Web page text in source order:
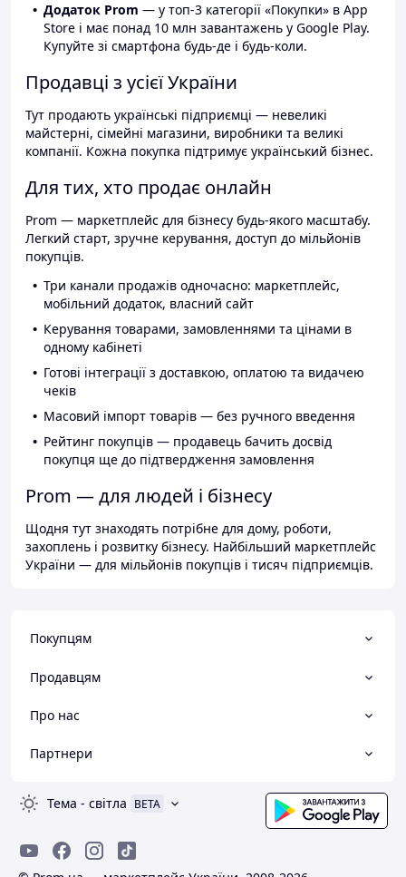
Додаток Prom — у топ-3 категорії «Покупки» в App
Store і має понад 10 млн завантажень у Google Play.
Купуйте зі смартфона будь-де і будь-коли.
Продавці з усієї України
Тут продають українські підприємці — невеликі
майстерні, сімейні магазини, виробники та великі
компанії. Кожна покупка підтримує український бізнес.
Для тих, хто продає онлайн
Prom — маркетплейс для бізнесу будь-якого масштабу.
Легкий старт, зручне керування, доступ до мільйонів
покупців.
Три канали продажів одночасно: маркетплейс,
мобільний додаток, власний сайт
Керування товарами, замовленнями та цінами в
одному кабінеті
Готові інтеграції з доставкою, оплатою та видачею
чеків
Масовий імпорт товарів — без ручного введення
Рейтинг покупців — продавець бачить досвід
покупця ще до підтвердження замовлення
Prom — для людей і бізнесу
Щодня тут знаходять потрібне для дому, роботи,
захоплень і розвитку бізнесу. Найбільший маркетплейс
України — для мільйонів покупців і тисяч підприємців.
Покупцям
Продавцям
Про нас
Партнери
Тема - світла BETA